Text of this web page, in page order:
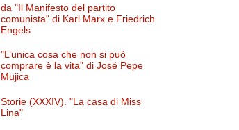
da "Il Manifesto del partito
comunista" di Karl Marx e Friedrich
Engels
"L’unica cosa che non si può
comprare è la vita" di José Pepe
Mujica
Storie (XXXIV). "La casa di Miss
Lina"